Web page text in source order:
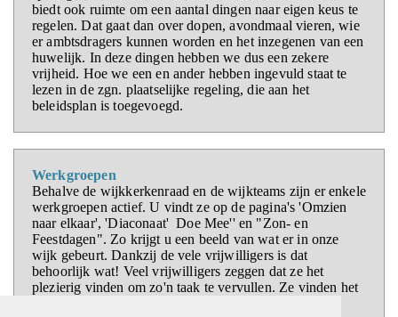
biedt ook ruimte om een aantal dingen naar eigen keus te
regelen. Dat gaat dan over dopen, avondmaal vieren, wie
er ambtsdragers kunnen worden en het inzegenen van een
huwelijk. In deze dingen hebben we dus een zekere
vrijheid. Hoe we een en ander hebben ingevuld staat te
lezen in de zgn. plaatselijke regeling, die aan het
beleidsplan is toegevoegd.
Werkgroepen
Behalve de wijkkerkenraad en de wijkteams zijn er enkele
werkgroepen actief. U vindt ze op de pagina's 'Omzien
naar elkaar', 'Diaconaat' Doe Mee'' en "Zon- en
Feestdagen". Zo krijgt u een beeld van wat er in onze
wijk gebeurt. Dankzij de vele vrijwilligers is dat
behoorlijk wat! Veel vrijwilligers zeggen dat ze het
plezierig vinden om zo'n taak te vervullen. Ze vinden het